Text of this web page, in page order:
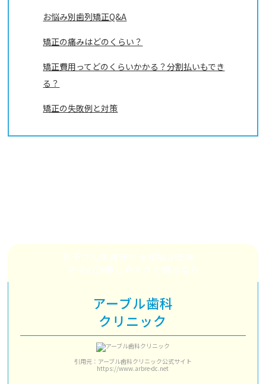
お悩み別歯列矯正Q&A
矯正の痛みはどのくらい？
矯正費用ってどのくらいかかる？分割払いもでき
る？
矯正の失敗例と対策
アーブル歯科
クリニック
引用元：アーブル歯科クリニック公式サイト
https://www.arbre-dc.net